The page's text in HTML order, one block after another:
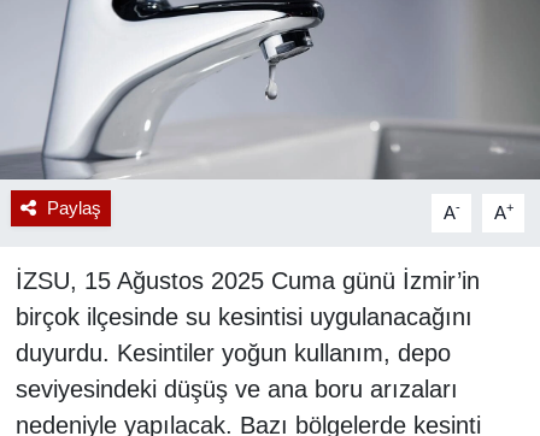
Paylaş A- A+
İZSU, 15 Ağustos 2025 Cuma günü İzmir’in
birçok ilçesinde su kesintisi uygulanacağını
duyurdu. Kesintiler yoğun kullanım, depo
seviyesindeki düşüş ve ana boru arızaları
nedeniyle yapılacak. Bazı bölgelerde kesinti